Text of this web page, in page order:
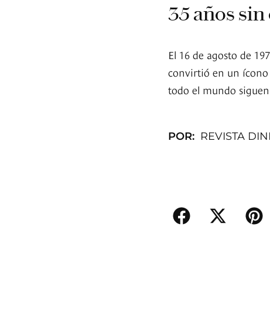
35 años
El 16 de agosto de
convirtió en un ícono
todo el mundo
POR: REVISTA